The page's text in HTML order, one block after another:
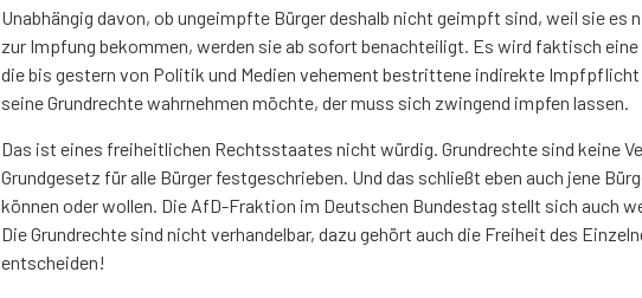
Unabhängig davon, ob ungeimpfte Bürger deshalb nicht geimpft sind, weil sie es
zur Impfung bekommen, werden sie ab sofort benachteiligt. Es wird faktisch
die bis gestern von Politik und Medien vehement bestrittene indirekte
seine Grundrechte wahrnehmen möchte, der muss sich zwingend impfen lassen.
Das ist eines freiheitlichen Rechtsstaates nicht würdig. Grundrechte sind keine
Grundgesetz für alle Bürger festgeschrieben. Und das schließt eben auch jene
können oder wollen. Die AfD-Fraktion im Deutschen Bundestag stellt sich auch
Die Grundrechte sind nicht verhandelbar, dazu gehört auch die Freiheit des
entscheiden!